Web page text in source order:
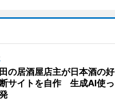
の居酒屋店主が日本酒の好
サイトを自作 生成AI使っ